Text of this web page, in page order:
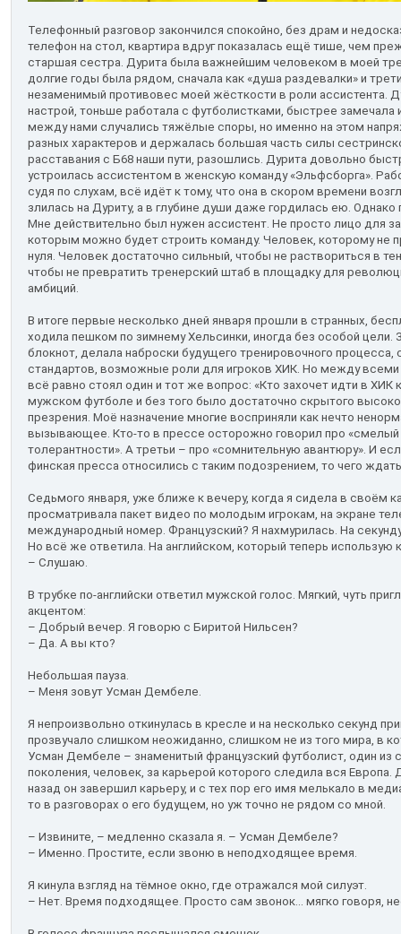
Телефонный разговор закончился спокойно, без драм и
телефон на стол, квартира вдруг показалась ещё тише, чем
старшая сестра. Дурита была важнейшим человеком в моей
долгие годы была рядом, сначала как «душа раздевалки» и
незаменимый противовес моей жёсткости в роли ассистента.
настрой, тоньше работала с футболистками, быстрее
между нами случались тяжёлые споры, но именно на этом
разных характеров и держалась большая часть силы
расставания с Б68 наши пути, разошлись. Дурита довольно
устроилась ассистентом в женскую команду «Эльфсборга».
судя по слухам, всё идёт к тому, что она в скором времени
злилась на Дуриту, а в глубине души даже гордилась ею.
Мне действительно был нужен ассистент. Не просто лицо для
которым можно будет строить команду. Человек, которому не
нуля. Человек достаточно сильный, чтобы не раствориться в
чтобы не превратить тренерский штаб в площадку для
амбиций.
В итоге первые несколько дней января прошли в странных,
ходила пешком по зимнему Хельсинки, иногда без особой цели.
блокнот, делала наброски будущего тренировочного процесса,
стандартов, возможные роли для игроков ХИК. Но между
всё равно стоял один и тот же вопрос: «Кто захочет идти в
мужском футболе и без того было достаточно скрытого
презрения. Моё назначение многие восприняли как нечто
вызывающее. Кто-то в прессе осторожно говорил про «смелый
толерантности». А третьи – про «сомнительную авантюру». И
финская пресса относились с таким подозрением, то чего
Седьмого января, уже ближе к вечеру, когда я сидела в своём
просматривала пакет видео по молодым игрокам, на экране
международный номер. Французский? Я нахмурилась. На
Но всё же ответила. На английском, который теперь использую
– Слушаю.
В трубке по-английски ответил мужской голос. Мягкий, чуть
акцентом:
– Добрый вечер. Я говорю с Биритой Нильсен?
– Да. А вы кто?
Небольшая пауза.
– Меня зовут Усман Дембеле.
Я непроизвольно откинулась в кресле и на несколько секунд
прозвучало слишком неожиданно, слишком не из того мира, в
Усман Дембеле – знаменитый французский футболист, один из
поколения, человек, за карьерой которого следила вся
назад он завершил карьеру, и с тех пор его имя мелькало в
то в разговорах о его будущем, но уж точно не рядом со мной.
– Извините, – медленно сказала я. – Усман Дембеле?
– Именно. Простите, если звоню в неподходящее время.
Я кинула взгляд на тёмное окно, где отражался мой силуэт.
– Нет. Время подходящее. Просто сам звонок... мягко говоря,